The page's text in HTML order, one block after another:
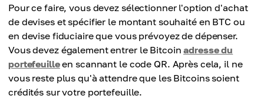
Pour ce faire, vous devez sélectionner l'option d'achat
de devises et spécifier le montant souhaité en BTC ou
en devise fiduciaire que vous prévoyez de dépenser.
Vous devez également entrer le Bitcoinadresse du
portefeuilleen scannant le code QR. Après cela, il ne
vous reste plus qu'à attendre que les Bitcoins soient
crédités sur votre portefeuille.